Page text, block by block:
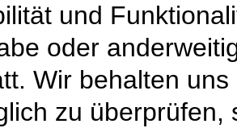
und
oder
Wir behalten
zu überprüfen,